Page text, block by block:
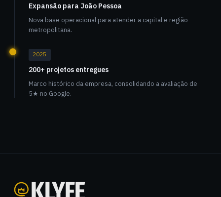
Expansão para João Pessoa
Nova base operacional para atender a capital e região
metropolitana.
2025
200+ projetos entregues
Marco histórico da empresa, consolidando a avaliação de
5★ no Google.